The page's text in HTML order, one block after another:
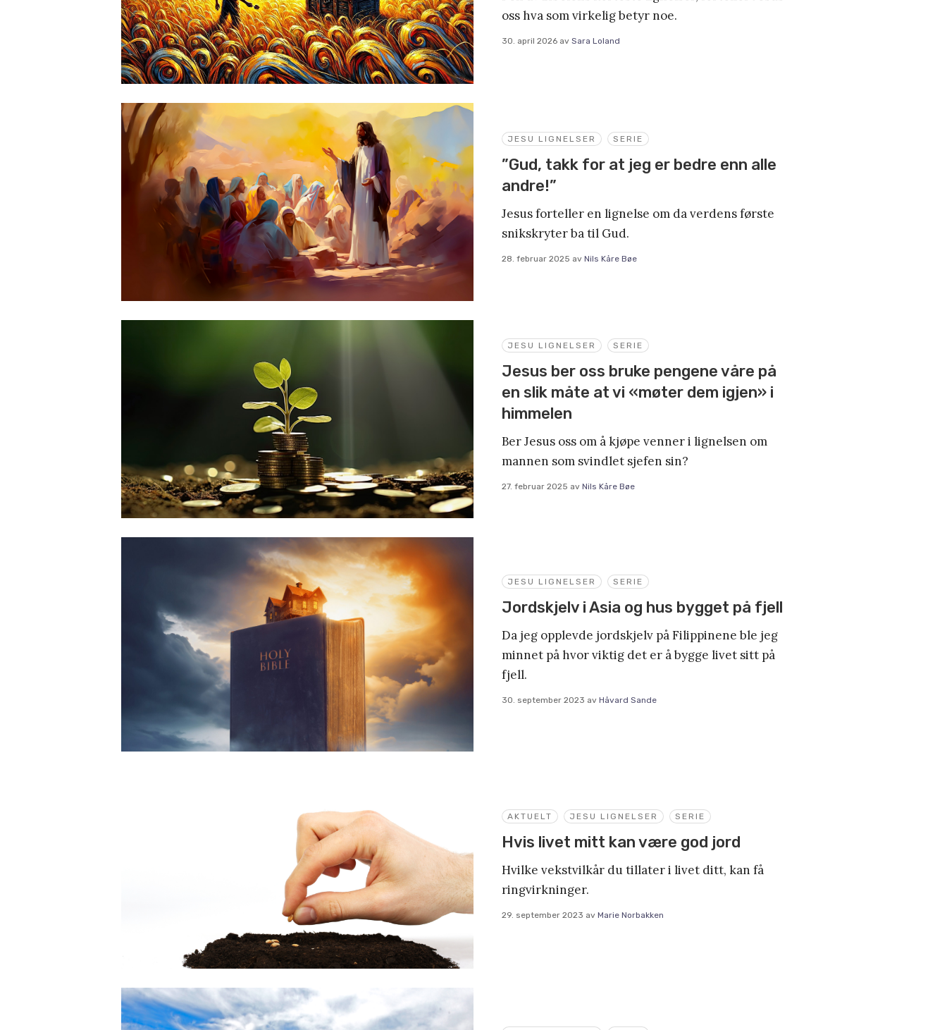
oss hva som virkelig betyr noe.
30. april 2026 av Sara Loland
JESU LIGNELSER SERIE
”Gud, takk for at jeg er bedre enn alle
andre!”
Jesus forteller en lignelse om da verdens første
snikskryter ba til Gud.
28. februar 2025 av Nils Kåre Bøe
JESU LIGNELSER SERIE
Jesus ber oss bruke pengene våre på
en slik måte at vi «møter dem igjen» i
himmelen
Ber Jesus oss om å kjøpe venner i lignelsen om
mannen som svindlet sjefen sin?
27. februar 2025 av Nils Kåre Bøe
JESU LIGNELSER SERIE
Jordskjelv i Asia og hus bygget på fjell
Da jeg opplevde jordskjelv på Filippinene ble jeg
minnet på hvor viktig det er å bygge livet sitt på
fjell.
30. september 2023 av Håvard Sande
AKTUELT JESU LIGNELSER SERIE
Hvis livet mitt kan være god jord
Hvilke vekstvilkår du tillater i livet ditt, kan få
ringvirkninger.
29. september 2023 av Marie Norbakken